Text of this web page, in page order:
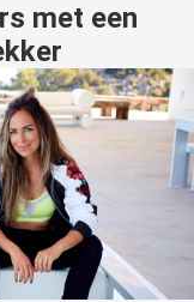
met een